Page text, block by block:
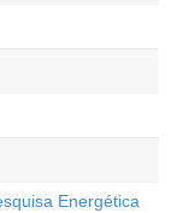
Energética